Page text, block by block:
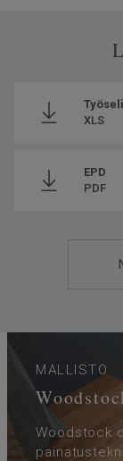
XLS
EPD
PDF
MALLISTO
Woodstock